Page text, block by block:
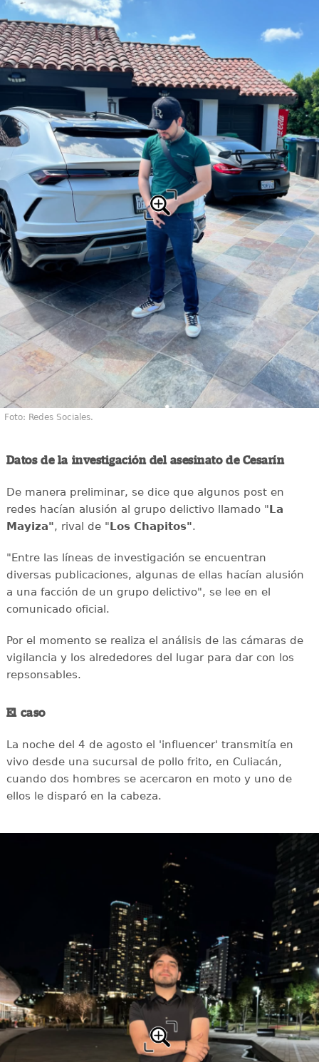
Foto: Redes Sociales.
Datos de la investigación del asesinato de Cesarín
De manera preliminar, se dice que algunos post en
redes hacían alusión al grupo delictivo llamado "La
Mayiza", rival de "Los Chapitos".
"Entre las líneas de investigación se encuentran
diversas publicaciones, algunas de ellas hacían alusión
a una facción de un grupo delictivo", se lee en el
comunicado oficial.
Por el momento se realiza el análisis de las cámaras de
vigilancia y los alrededores del lugar para dar con los
repsonsables.
El caso
La noche del 4 de agosto el 'influencer' transmitía en
vivo desde una sucursal de pollo frito, en Culiacán,
cuando dos hombres se acercaron en moto y uno de
ellos le disparó en la cabeza.